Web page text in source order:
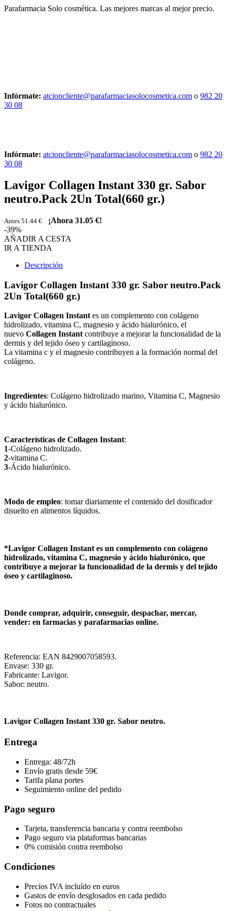
Parafarmacia Solo cosmética. Las mejores marcas al mejor precio.
Infórmate: atcioncliente@parafarmaciasolocosmetica.com o 982 20
30 08
Infórmate: atcioncliente@parafarmaciasolocosmetica.com o 982 20
30 08
Lavigor Collagen Instant 330 gr. Sabor
neutro.Pack 2Un Total(660 gr.)
Antes 51.44 € ¡Ahora 31.05 €!
-39%
AÑADIR A CESTA
IR A TIENDA
Descripción
Lavigor Collagen Instant 330 gr. Sabor neutro.Pack
2Un Total(660 gr.)
Lavigor Collagen Instant es un complemento con colágeno
hidrolizado, vitamina C, magnesio y ácido hialurónico, el
nuevo Collagen Instant contribuye a mejorar la funcionalidad de la
dermis y del tejido óseo y cartilaginoso.
La vitamina c y el magnesio contribuyen a la formación normal del
colágeno.
Ingredientes: Colágeno hidrolizado marino, Vitamina C, Magnesio
y ácido hialurónico.
Características de Collagen Instant:
1-Colágeno hidrolizado.
2-vitamina C.
3-Ácido hialurónico.
Modo de empleo: tomar diariamente el contenido del dosificador
disuelto en alimentos líquidos.
*Lavigor Collagen Instant es un complemento con colágeno
hidrolizado, vitamina C, magnesio y ácido hialurónico, que
contribuye a mejorar la funcionalidad de la dermis y del tejido
óseo y cartilaginoso.
Donde comprar, adquirir, conseguir, despachar, mercar,
vender: en farmacias y parafarmacias online.
Referencia: EAN 8429007058593.
Envase: 330 gr.
Fabricante: Lavigor.
Sabor: neutro.
Lavigor Collagen Instant 330 gr. Sabor neutro.
Entrega
Entrega: 48/72h
Envío gratis desde 59€
Tarifa plana portes
Seguimiento online del pedido
Pago seguro
Tarjeta, transferencia bancaria y contra reembolso
Pago seguro via plataformas bancarias
0% comisión contra reembolso
Condiciones
Precios IVA incluído en euros
Gastos de envío desglosados en cada pedido
Fotos no contractuales